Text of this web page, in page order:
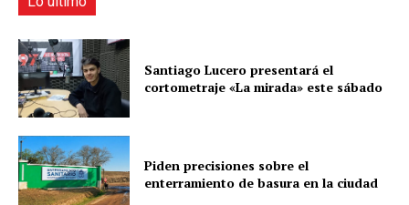
t
o
r
d
e
u
d
i
Santiago Lucero presentará el
cortometraje «La mirada» este sábado
Piden precisiones sobre el
enterramiento de basura en la ciudad